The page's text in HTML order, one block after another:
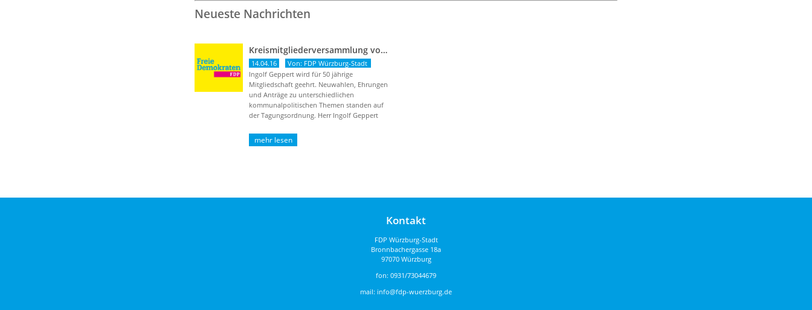
Neueste Nachrichten
Kreismitgliederversammlung vom 13. April 2016
14.04.16
Von: FDP Würzburg-Stadt
Ingolf Geppert wird für 50 jährige
Mitgliedschaft geehrt. Neuwahlen, Ehrungen
und Anträge zu unterschiedlichen
kommunalpolitischen Themen standen auf
der Tagungsordnung. Herr Ingolf Geppert
Kontakt
FDP Würzburg-Stadt
Bronnbachergasse 18a
97070 Würzburg
fon: 0931/73044679
mail: info@fdp-wuerzburg.de